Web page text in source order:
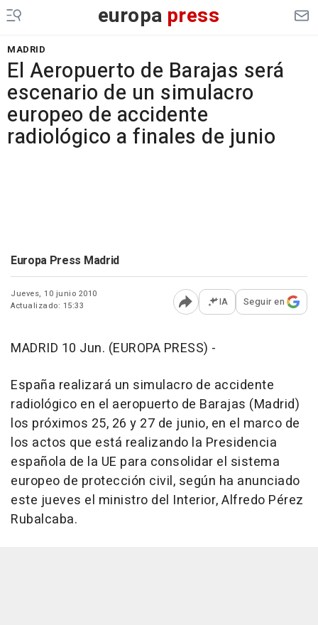
europa press
MADRID
El Aeropuerto de Barajas será
escenario de un simulacro
europeo de accidente
radiológico a finales de junio
Europa Press Madrid
Jueves, 10 junio 2010
Actualizado: 15:33
Abrir opciones para
IA Seguir en
MADRID 10 Jun. (EUROPA PRESS) -
España realizará un simulacro de accidente
radiológico en el aeropuerto de Barajas (Madrid)
los próximos 25, 26 y 27 de junio, en el marco de
los actos que está realizando la Presidencia
española de la UE para consolidar el sistema
europeo de protección civil, según ha anunciado
este jueves el ministro del Interior, Alfredo Pérez
Rubalcaba.